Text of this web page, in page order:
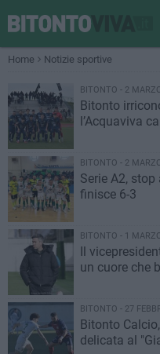
Home Notizie sportive
BITONTO - 2
Bitonto
l’Acquaviva
BITONTO - 2
Serie A2,
finisce 6-3
BITONTO - 1
Il
un cuore che
BITONTO - 27
Bitonto
delicata al